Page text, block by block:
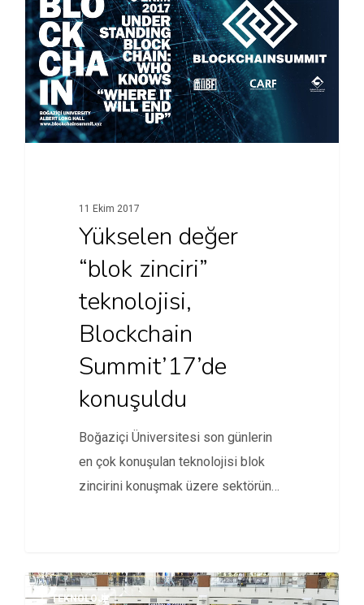
11 Ekim 2017
Yükselen değer
“blok zinciri”
teknolojisi,
Blockchain
Summit’17’de
konuşuldu
Boğaziçi Üniversitesi son günlerin
en çok konuşulan teknolojisi blok
zincirini konuşmak üzere sektörün
TEKNOLOJI